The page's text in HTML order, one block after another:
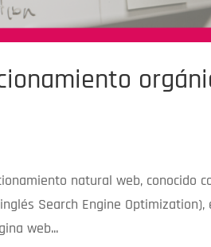
natural web, conocido
Search Engine
web...